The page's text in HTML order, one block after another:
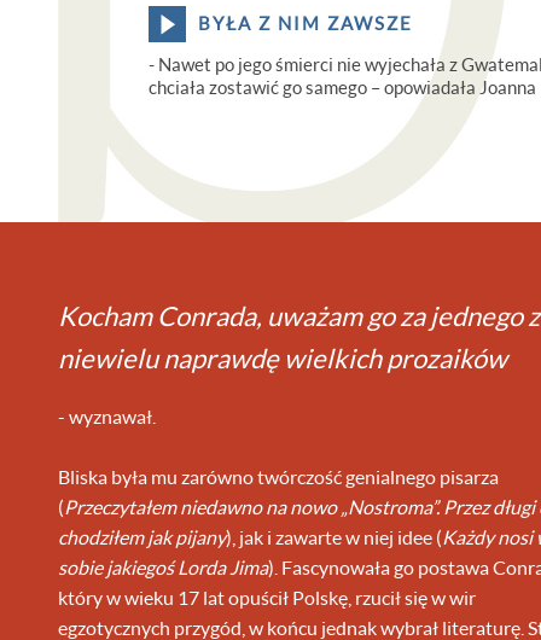
BYŁA Z NIM ZAWSZE
- Nawet po jego śmierci nie wyjechała z
chciała zostawić go samego – opowiadała
Kocham Conrada, uważam go za jednego z
niewielu naprawdę wielkich prozaików
- wyznawał.
Bliska była mu zarówno twórczość genialnego pisarza
(Przeczytałem niedawno na nowo „Nostroma”. Przez długi
chodziłem jak pijany), jak i zawarte w niej idee (Każdy nosi
sobie jakiegoś Lorda Jima). Fascynowała go postawa
który w wieku 17 lat opuścił Polskę, rzucił się w wir
egzotycznych przygód, w końcu jednak wybrał literaturę.